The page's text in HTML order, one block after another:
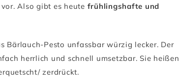
Also gibt es heute frühlingshafte und
Bärlauch-Pesto unfassbar würzig lecker. Der
herrlich und schnell umsetzbar. Sie heißen
zerdrückt.